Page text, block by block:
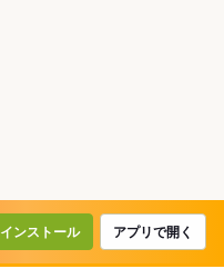
インストール アプリで開く